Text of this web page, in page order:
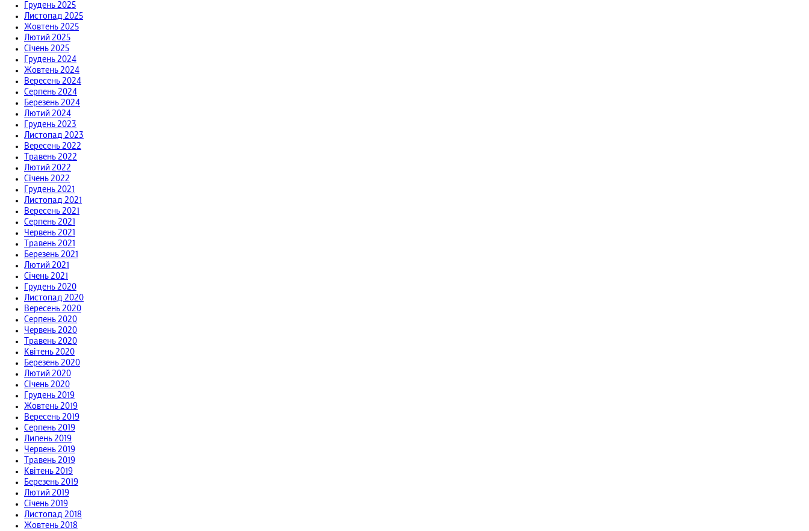
Грудень 2025
Листопад 2025
Жовтень 2025
Лютий 2025
Січень 2025
Грудень 2024
Жовтень 2024
Вересень 2024
Серпень 2024
Березень 2024
Лютий 2024
Грудень 2023
Листопад 2023
Вересень 2022
Травень 2022
Лютий 2022
Січень 2022
Грудень 2021
Листопад 2021
Вересень 2021
Серпень 2021
Червень 2021
Травень 2021
Березень 2021
Лютий 2021
Січень 2021
Грудень 2020
Листопад 2020
Вересень 2020
Серпень 2020
Червень 2020
Травень 2020
Квітень 2020
Березень 2020
Лютий 2020
Січень 2020
Грудень 2019
Жовтень 2019
Вересень 2019
Серпень 2019
Липень 2019
Червень 2019
Травень 2019
Квітень 2019
Березень 2019
Лютий 2019
Січень 2019
Листопад 2018
Жовтень 2018